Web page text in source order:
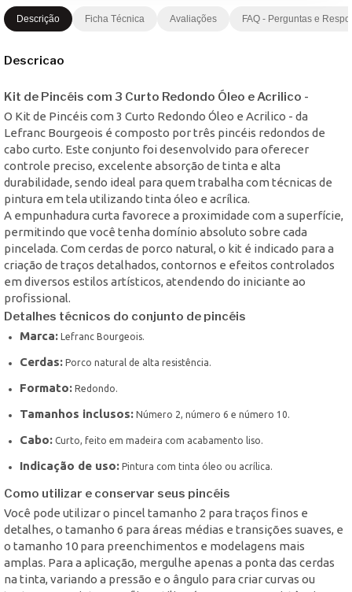
Descrição Ficha Técnica Avaliações FAQ - Perguntas e
Descricao
Kit de Pincéis com 3 Curto Redondo Óleo e Acrilico -
O Kit de Pincéis com 3 Curto Redondo Óleo e Acrilico - da
Lefranc Bourgeois é composto por três pincéis redondos de
cabo curto. Este conjunto foi desenvolvido para oferecer
controle preciso, excelente absorção de tinta e alta
durabilidade, sendo ideal para quem trabalha com técnicas de
pintura em tela utilizando tinta óleo e acrílica.
A empunhadura curta favorece a proximidade com a superfície,
permitindo que você tenha domínio absoluto sobre cada
pincelada. Com cerdas de porco natural, o kit é indicado para a
criação de traços detalhados, contornos e efeitos controlados
em diversos estilos artísticos, atendendo do iniciante ao
profissional.
Detalhes técnicos do conjunto de pincéis
Marca: Lefranc Bourgeois.
Cerdas: Porco natural de alta resistência.
Formato: Redondo.
Tamanhos inclusos: Número 2, número 6 e número 10.
Cabo: Curto, feito em madeira com acabamento liso.
Indicação de uso: Pintura com tinta óleo ou acrílica.
Como utilizar e conservar seus pincéis
Você pode utilizar o pincel tamanho 2 para traços finos e
detalhes, o tamanho 6 para áreas médias e transições suaves, e
o tamanho 10 para preenchimentos e modelagens mais
amplas. Para a aplicação, mergulhe apenas a ponta das cerdas
na tinta, variando a pressão e o ângulo para criar curvas ou